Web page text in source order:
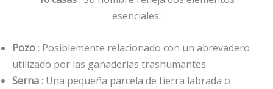
esenciales:
Pozo : Posiblemente relacionado con un abrevadero
utilizado por las ganaderías trashumantes.
Serna : Una pequeña parcela de tierra labrada o